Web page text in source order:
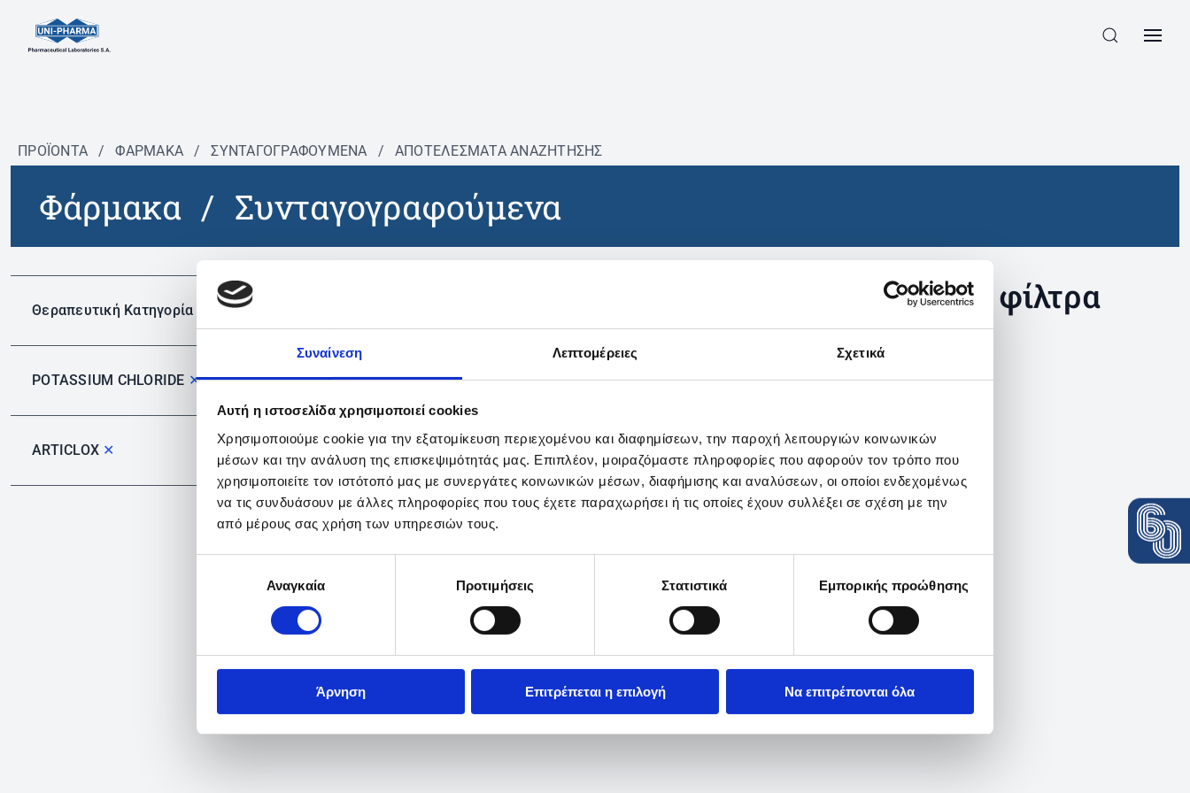
Συναίνεση Λεπτομέρειες Σχετικά
Αυτή η ιστοσελίδα χρησιμοποιεί cookies
Χρησιμοποιούμε cookie για την εξατομίκευση περιεχομένου και διαφημίσεων, την παροχή λειτουργιών κοινωνικών
μέσων και την ανάλυση της επισκεψιμότητάς μας. Επιπλέον, μοιραζόμαστε πληροφορίες που αφορούν τον τρόπο που
χρησιμοποιείτε τον ιστότοπό μας με συνεργάτες κοινωνικών μέσων, διαφήμισης και αναλύσεων, οι οποίοι ενδεχομένως
να τις συνδυάσουν με άλλες πληροφορίες που τους έχετε παραχωρήσει ή τις οποίες έχουν συλλέξει σε σχέση με την
από μέρους σας χρήση των υπηρεσιών τους.
συγκατάθεσηςΑναγκαία Προτιμήσεις Στατιστικά Εμπορικής προώθησης
Άρνηση Επιτρέπεται η επιλογή Να επιτρέπονται όλα
ΠΡΟΪΟΝΤΑ / ΦΆΡΜΑΚΑ / ΣΥΝΤΑΓΟΓΡΑΦΟΎΜΕΝΑ / ΑΠΟΤΕΛΕΣΜΑΤΑ ΑΝΑΖΗΤΗΣΗΣ
Φάρμακα / Συνταγογραφούμενα
Θεραπευτική Κατηγορία
POTASSIUM CHLORIDE ✕
ARTICLOX ✕
Δεν βρέθηκαν προϊόντα με τα συγκεκριμένα φίλτρα